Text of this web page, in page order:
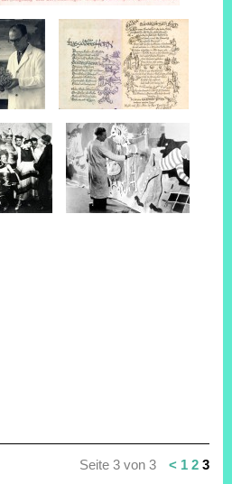
Seite 3 von 3 < 1 2 3